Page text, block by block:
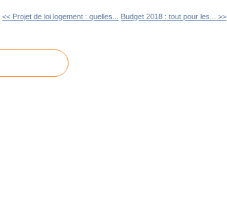
<< Projet de loi logement : quelles... Budget 2018 : tout pour les... >>